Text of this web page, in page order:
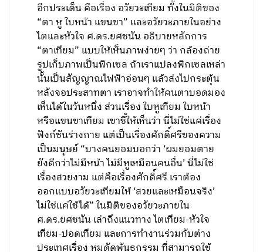
อีกประเด็น คือเรื่อง อวัยวะเทียม ทั้งในมิติของ
“ตา หู ใบหน้า แขนขา” และอวัยวะภายในอย่าง
ไตและหัวใจ ศ.ดร.ยศชนัน อธิบายหลักการ
“ตาเทียม” แบบให้เห็นภาพง่ายๆ ว่า กล้องถ่าย
รูปเก็บภาพเป็นพิกเซล ถ้าเราแปลงพิกเซลเหล่า
นั้นเป็นสัญญาณไฟฟ้าอ่อนๆ แล้วส่งไปกระตุ้น
หลังจอประสาทตา เราอาจทำให้คนตาบอดมอง
เห็นได้ในวันหนึ่ง ส่วนเรื่อง ใบหูเทียม ใบหน้า
หรือแขนขาเทียม เขาชี้ให้เห็นว่า นี่ไม่ใช่แค่เรื่อง
ฟังก์ชันร่างกาย แต่เป็นเรื่องศักดิ์ศรีของความ
เป็นมนุษย์ “บางคนยอมบอกว่า ‘ผมยอมตาย
ยังดีกว่าไม่มีหน้า ไม่มีหูเหมือนคนอื่น’ นี่ไม่ใช่
เรื่องสวยงาม แต่คือเรื่องศักดิ์ศรี เราต้อง
ออกแบบอวัยวะเทียมให้ ‘สวยและเหมือนจริง’
ไม่ใช่แค่ใช้ได้” ในมิติของอวัยวะภายใน
ศ.ดร.ยศชนัน เล่าถึงแนวทาง ไตเทียม-หัวใจ
เทียม-ปอดเทียม และการทำงานร่วมกับต่าง
ประเทศเรื่อง หมูดัดพันธุกรรม ที่สามารถใช้